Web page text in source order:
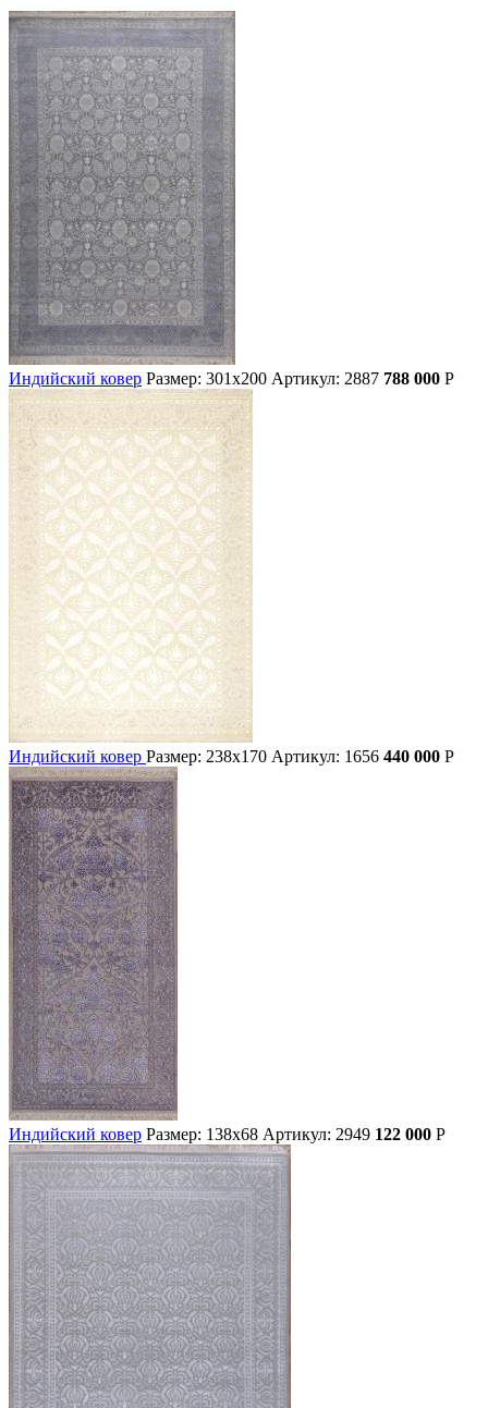
Индийский ковер Размер: 301х200 Артикул: 2887 788 000 Р
Индийский ковер Размер: 238х170 Артикул: 1656 440 000 Р
Индийский ковер Размер: 138х68 Артикул: 2949 122 000 Р